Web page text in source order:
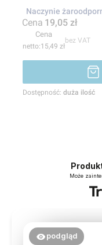
Naczynie
Cena 19,05 zł
Cena
15,49 zł
bez VAT
Dostępność: duża ilość
Może
podgląd